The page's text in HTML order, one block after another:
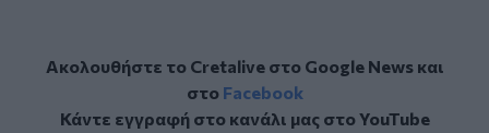
Ακολουθήστε το Cretalive στο Google Newsκαι
στο Facebook
Κάντε εγγραφή στο κανάλι μας στοYouTube